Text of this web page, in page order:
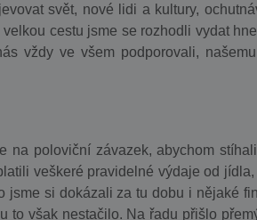
svět, nové lidi a kultury,
cestu jsme se rozhodli vydat
vždy ve všem podporovali,
na poloviční závazek, abychom
veškeré pravidelné výdaje od
jsme si dokázali za tu dobu i nějaké
to však nestačilo. Na řadu přišlo